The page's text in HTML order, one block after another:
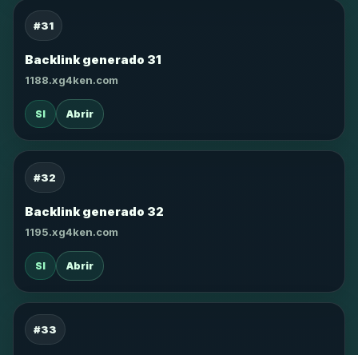
#31
Backlink generado 31
1188.xg4ken.com
SI Abrir
#32
Backlink generado 32
1195.xg4ken.com
SI Abrir
#33